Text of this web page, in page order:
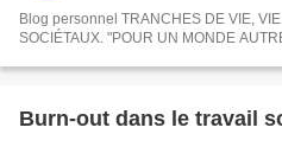
Blog personnel TRANCHES DE VIE, VIE MUNICIPALE, SUJETS
SOCIÉTAUX. "POUR UN MONDE
Burn-out dans le travail